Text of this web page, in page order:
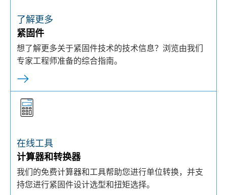
了解更多
紧固件
想了解更多关于紧固件技术的技术信息？浏览由我们
专家工程师准备的综合指南。
在线工具
计算器和转换器
我们的免费计算器和工具帮助您进行单位转换，并支
持您进行紧固件设计选型和扭矩选择。